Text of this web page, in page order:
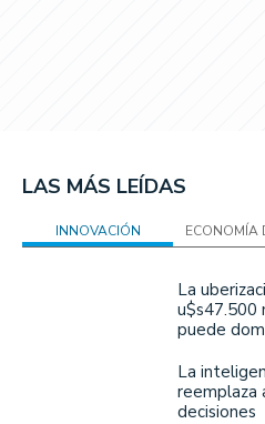
LAS MÁS LEÍDAS
INNOVACIÓN ECONOMÍA
La
u$s47.500
puede
La
reemplaza
decisiones